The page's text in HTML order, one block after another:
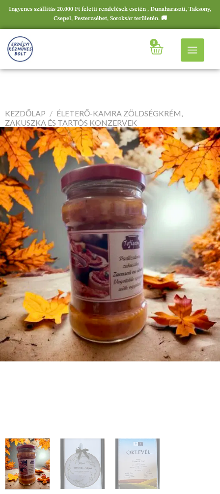
Ingyenes szállítás 20.000 Ft feletti rendelések esetén , Dunaharaszti, Taksony,
Csepel, Pesterzsébet, Soroksár területén. 🚚
0
KEZDŐLAP / ÉLETERŐ-KAMRA ZÖLDSÉGKRÉM,
ZAKUSZKA ÉS TARTÓS KONZERVEK